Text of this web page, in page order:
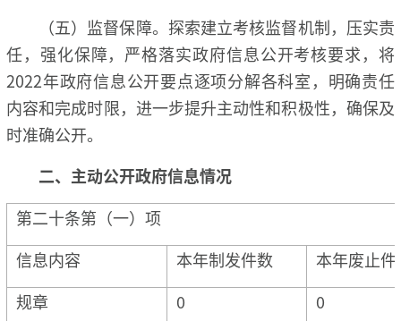
（五）监督保障。探索建立考核监督机制，压实责
任，强化保障，严格落实政府信息公开考核要求，将
2022年政府信息公开要点逐项分解各科室，明确责任
内容和完成时限，进一步提升主动性和积极性，确保及
时准确公开。
二、主动公开政府信息情况
第二十条第（一）项
信息内容
本年制发件数
本年废止件
规章
0
0